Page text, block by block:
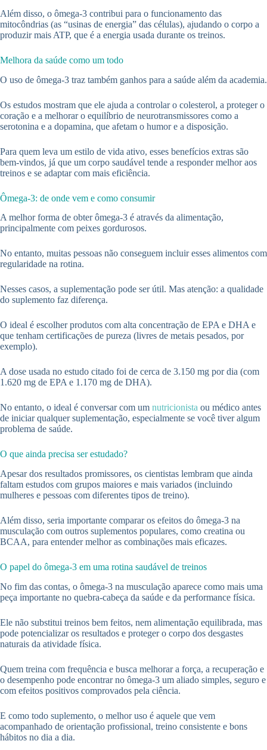
Além disso, o ômega-3 contribui para o funcionamento das
mitocôndrias (as “usinas de energia” das células), ajudando o corpo a
produzir mais ATP, que é a energia usada durante os treinos.
Melhora da saúde como um todo
O uso de ômega-3 traz também ganhos para a saúde além da academia.
Os estudos mostram que ele ajuda a controlar o colesterol, a proteger o
coração e a melhorar o equilíbrio de neurotransmissores como a
serotonina e a dopamina, que afetam o humor e a disposição.
Para quem leva um estilo de vida ativo, esses benefícios extras são
bem-vindos, já que um corpo saudável tende a responder melhor aos
treinos e se adaptar com mais eficiência.
Ômega-3: de onde vem e como consumir
A melhor forma de obter ômega-3 é através da alimentação,
principalmente com peixes gordurosos.
No entanto, muitas pessoas não conseguem incluir esses alimentos com
regularidade na rotina.
Nesses casos, a suplementação pode ser útil. Mas atenção: a qualidade
do suplemento faz diferença.
O ideal é escolher produtos com alta concentração de EPA e DHA e
que tenham certificações de pureza (livres de metais pesados, por
exemplo).
A dose usada no estudo citado foi de cerca de 3.150 mg por dia (com
1.620 mg de EPA e 1.170 mg de DHA).
No entanto, o ideal é conversar com um nutricionista ou médico antes
de iniciar qualquer suplementação, especialmente se você tiver algum
problema de saúde.
O que ainda precisa ser estudado?
Apesar dos resultados promissores, os cientistas lembram que ainda
faltam estudos com grupos maiores e mais variados (incluindo
mulheres e pessoas com diferentes tipos de treino).
Além disso, seria importante comparar os efeitos do ômega-3 na
musculação com outros suplementos populares, como creatina ou
BCAA, para entender melhor as combinações mais eficazes.
O papel do ômega-3 em uma rotina saudável de treinos
No fim das contas, o ômega-3 na musculação aparece como mais uma
peça importante no quebra-cabeça da saúde e da performance física.
Ele não substitui treinos bem feitos, nem alimentação equilibrada, mas
pode potencializar os resultados e proteger o corpo dos desgastes
naturais da atividade física.
Quem treina com frequência e busca melhorar a força, a recuperação e
o desempenho pode encontrar no ômega-3 um aliado simples, seguro e
com efeitos positivos comprovados pela ciência.
E como todo suplemento, o melhor uso é aquele que vem
acompanhado de orientação profissional, treino consistente e bons
hábitos no dia a dia.